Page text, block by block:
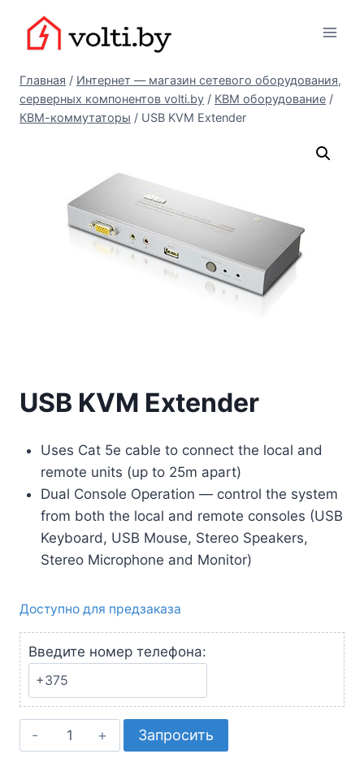
содержимому
Главная / Интернет — магазин сетевого оборудования,
серверных компонентов volti.by / КВМ оборудование /
КВМ-коммутаторы / USB KVM Extender
USB KVM Extender
Uses Cat 5e cable to connect the local and
remote units (up to 25m apart)
Dual Console Operation — control the system
from both the local and remote consoles (USB
Keyboard, USB Mouse, Stereo Speakers,
Stereo Microphone and Monitor)
Доступно для предзаказа
Введите номер телефона:
Количество
товара
Запросить